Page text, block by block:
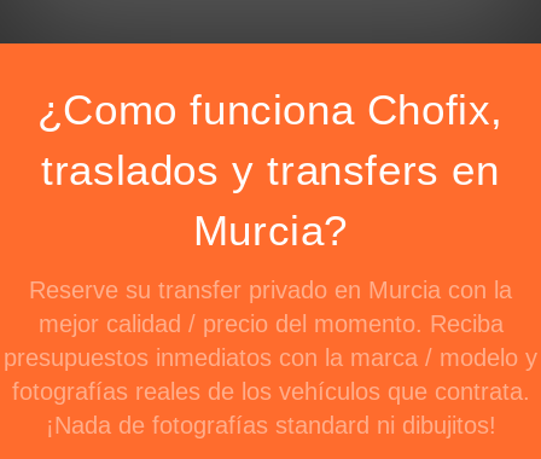
¿Como funciona Chofix,
traslados y transfers en
Murcia?
Reserve su transfer privado en Murcia con la
mejor calidad / precio del momento. Reciba
presupuestos inmediatos con la marca / modelo y
fotografías reales de los vehículos que contrata.
¡Nada de fotografías standard ni dibujitos!